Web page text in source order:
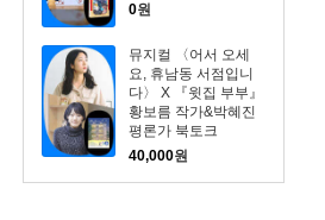
0원
뮤지컬 〈어서 오세
요, 휴남동 서점입니
다〉 X 『윗집 부부』
황보름 작가&박혜진
평론가 북토크
40,000원